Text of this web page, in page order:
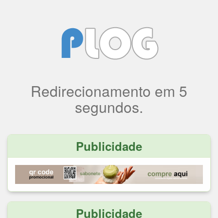
Redirecionamento em 5
segundos.
Publicidade
Publicidade